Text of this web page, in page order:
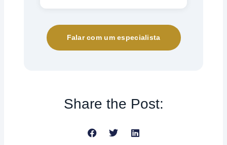
Falar com um especialista
Share the Post: